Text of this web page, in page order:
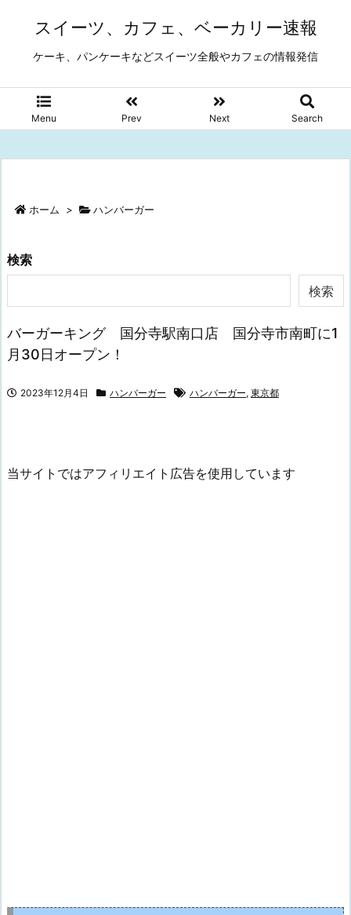
スイーツ、カフェ、ベーカリー速報
ケーキ、パンケーキなどスイーツ全般やカフェの情報発信
Menu Prev Next Search
ホーム > ハンバーガー
検索
検索
バーガーキング 国分寺駅南口店 国分寺市南町に1
月30日オープン！
2023年12月4日 ハンバーガー ハンバーガー, 東京都
当サイトではアフィリエイト広告を使用しています